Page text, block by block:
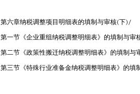
第六章纳税调整项目明细表的填制与审核(下)/
第一节《企业重组纳税调整明细表》的填制与审
第二节《政策性搬迁纳税调整明细表》的填制与
第三节《特殊行业准备金纳税调整明细表》的填